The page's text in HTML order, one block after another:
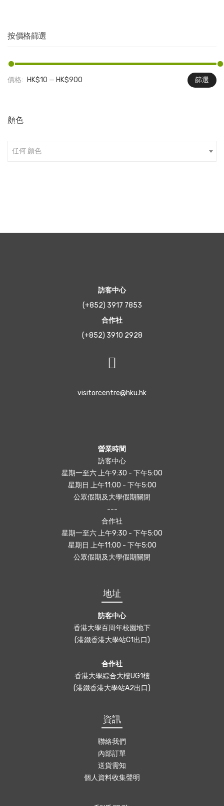
按價格篩選
篩選
價格: HK$10 — HK$900
顏色
任何 顏色
訪客中心
(+852) 3917 7853
合作社
(+852) 3910 2928
visitorcentre@hku.hk
營業時間
訪客中心
星期一至六 上午9:30 - 下午5:00
星期日 上午11:00 - 下午5:00
公眾假期及大學假期關閉
---
合作社
星期一至六 上午9:30 - 下午5:00
星期日 上午11:00 - 下午5:00
公眾假期及大學假期關閉
地址
訪客中心
香港大學百周年校園地下
(港鐵香港大學站C1出口)
合作社
香港大學綜合大樓UG1樓
(港鐵香港大學站A2出口)
資訊
聯絡我們
內部訂單
送貨需知
個人資料收集聲明